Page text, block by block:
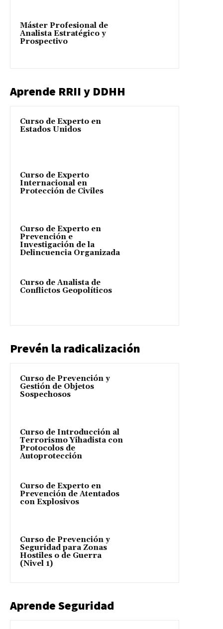
Máster Profesional de
Analista Estratégico y
Prospectivo
Aprende RRII y DDHH
Curso de Experto en
Estados Unidos
Curso de Experto
Internacional en
Protección de Civiles
Curso de Experto en
Prevención e
Investigación de la
Delincuencia Organizada
Curso de Analista de
Conflictos Geopolíticos
Prevén la radicalización
Curso de Prevención y
Gestión de Objetos
Sospechosos
Curso de Introducción al
Terrorismo Yihadista con
Protocolos de
Autoprotección
Curso de Experto en
Prevención de Atentados
con Explosivos
Curso de Prevención y
Seguridad para Zonas
Hostiles o de Guerra
(Nivel 1)
Aprende Seguridad